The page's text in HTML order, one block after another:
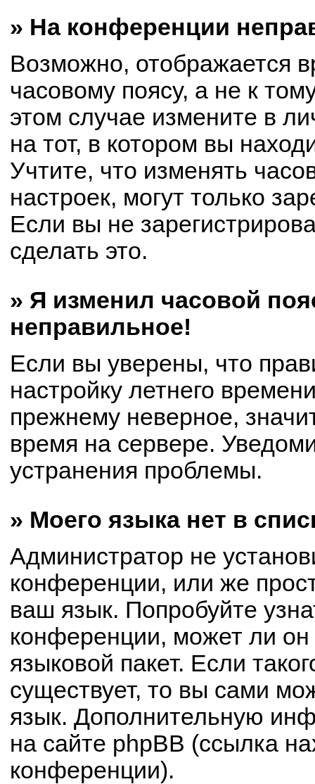
» На конференции
Возможно, отображается
часовому поясу, а не к
этом случае измените в
на тот, в котором вы
Учтите, что изменять
настроек, могут только
Если вы не
сделать это.
» Я изменил часовой
неправильное!
Если вы уверены, что
настройку летнего
прежнему неверное,
время на сервере.
устранения проблемы.
» Моего языка нет в
Администратор не
конференции, или же
ваш язык. Попробуйте
конференции, может ли
языковой пакет. Если
существует, то вы сами
язык. Дополнительную
на сайте phpBB (ссылка
конференции).